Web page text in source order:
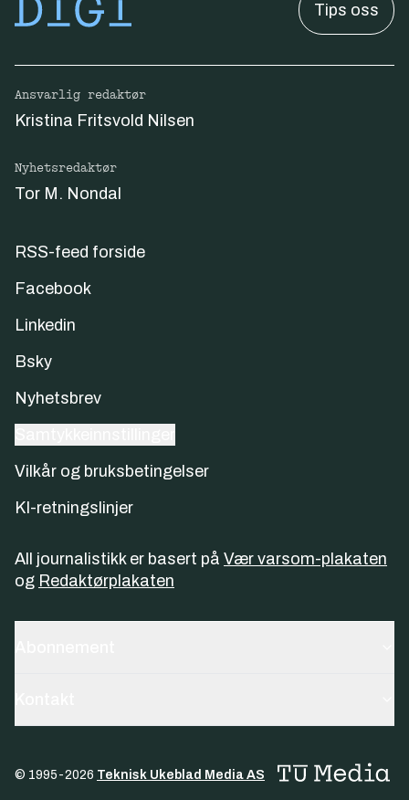
Tips oss
Ansvarlig redaktør
Kristina Fritsvold Nilsen
Nyhetsredaktør
Tor M. Nondal
RSS-feed forside
Facebook
Linkedin
Bsky
Nyhetsbrev
Vilkår og bruksbetingelser
KI-retningslinjer
All journalistikk er basert på Vær varsom-plakaten
og Redaktørplakaten
© 1995-2026 Teknisk Ukeblad Media AS